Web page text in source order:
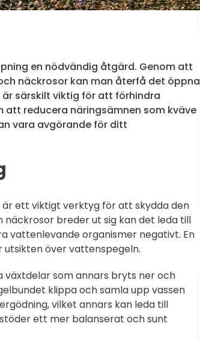
en nödvändig åtgärd. Genom att
näckrosor kan man återfå det öppna
särskilt viktig för att förhindra
reducera näringsämnen som kväve
vara avgörande för ditt
ett viktigt verktyg för att skydda den
näckrosor breder ut sig kan det leda till
vattenlevande organismer negativt. En
över vattenspegeln.
växtdelar som annars bryts ner och
klippa och samla upp vassen
vilket annars kan leda till
ett mer balanserat och sunt